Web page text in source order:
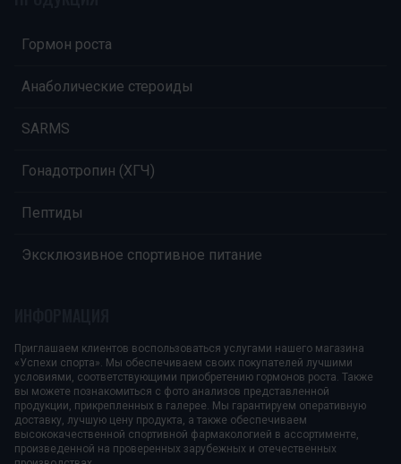
Гормон роста
Анаболические стероиды
SARMS
Гонадотропин (ХГЧ)
Пептиды
Эксклюзивное спортивное питание
Приглашаем клиентов воспользоваться услугами нашего магазина
«Успехи спорта». Мы обеспечиваем своих покупателей лучшими
условиями, соответствующими приобретению гормонов роста. Также
вы можете познакомиться с фото анализов представленной
продукции, прикрепленных в галерее. Мы гарантируем оперативную
доставку, лучшую цену продукта, а также обеспечиваем
высококачественной спортивной фармакологией в ассортименте,
произведенной на проверенных зарубежных и отечественных